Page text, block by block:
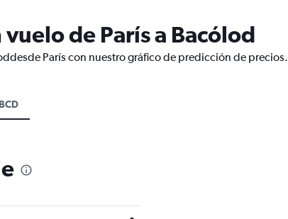
de París a Bacólod
París con nuestro gráfico de predicción de precios.